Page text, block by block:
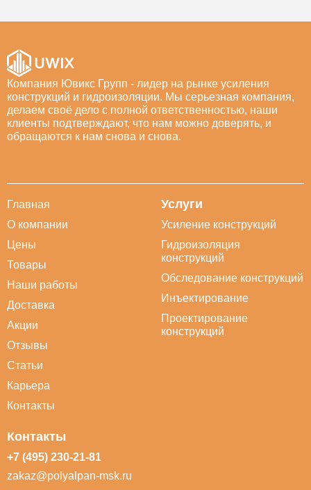
Компания Ювикс Групп - лидер на рынке усиления
конструкций и гидроизоляции. Мы серьезная компания,
делаем своё дело с полной ответственностью, наши
клиенты подтверждают, что нам можно доверять, и
обращаются к нам снова и снова.
Главная
О компании
Цены
Товары
Наши работы
Доставка
Акции
Отзывы
Статьи
Карьера
Контакты
Услуги
Усиление конструкций
Гидроизоляция
конструкций
Обследование конструкций
Инъектирование
Проектирование
конструкций
Контакты
+7 (495) 230-21-81
zakaz@polyalpan-msk.ru